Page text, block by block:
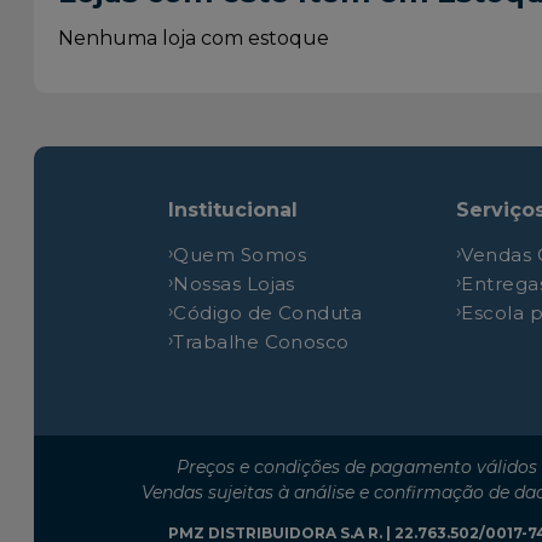
Chevrolet
Astra
Chevrolet
Astra
Astra
Astra
Astra
Astra
Chevrolet
Astra
Astra
Nenhuma loja com estoque
Institucional
Quem Somos
Nossas Lojas
Código de Conduta
Trabalhe Conosco
Vendas
Escola
Preços e condições de pagamento
Vendas sujeitas à análise e confirmação de
PMZ DISTRIBUIDORA S.A R. | 22.763.502/